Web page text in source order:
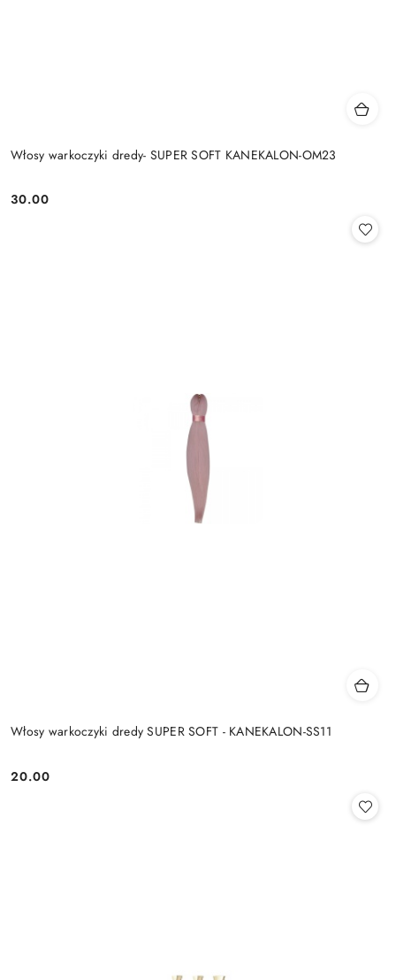
Włosy warkoczyki dredy- SUPER SOFT KANEKALON-OM23
Cena:
30.00
Włosy warkoczyki dredy SUPER SOFT - KANEKALON-SS11
Cena:
20.00